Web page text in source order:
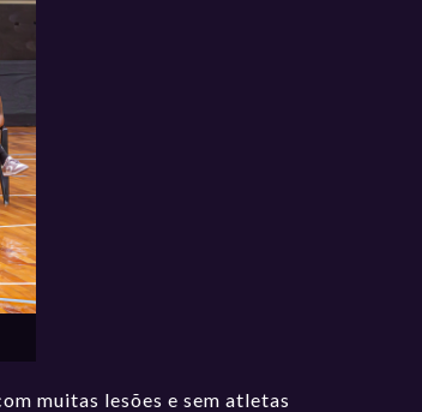
muitas lesões e sem atletas